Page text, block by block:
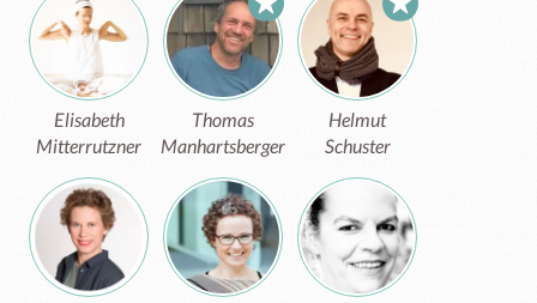
Elisabeth
Mitterrutzner
Thomas
Manhartsberger
Helmut
Schuster